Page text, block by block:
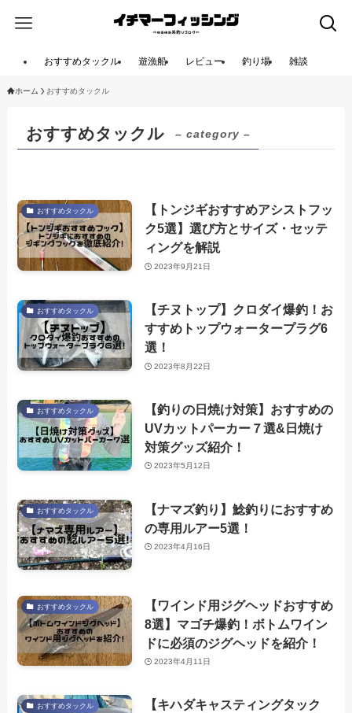
おすすめタックル 遊漁船 レビュー 釣り場 雑談
ホーム おすすめタックル
おすすめタックル – category –
おすすめタックル
【トンジギおすすめアシストフッ
ク5選】選び方とサイズ・セッテ
ィングを解説
2023年9月21日
おすすめタックル
【チヌトップ】クロダイ爆釣！お
すすめトップウォータープラグ6
選！
2023年8月22日
おすすめタックル
【釣りの日焼け対策】おすすめの
UVカットパーカー７選&日焼け
対策グッズ紹介！
2023年5月12日
おすすめタックル
【ナマズ釣り】鯰釣りにおすすめ
の専用ルアー5選！
2023年4月16日
おすすめタックル
【ワインド用ジグヘッドおすすめ
8選】マゴチ爆釣！ボトムワイン
ドに必須のジグヘッドを紹介！
2023年4月11日
おすすめタックル
【キハダキャスティングタック